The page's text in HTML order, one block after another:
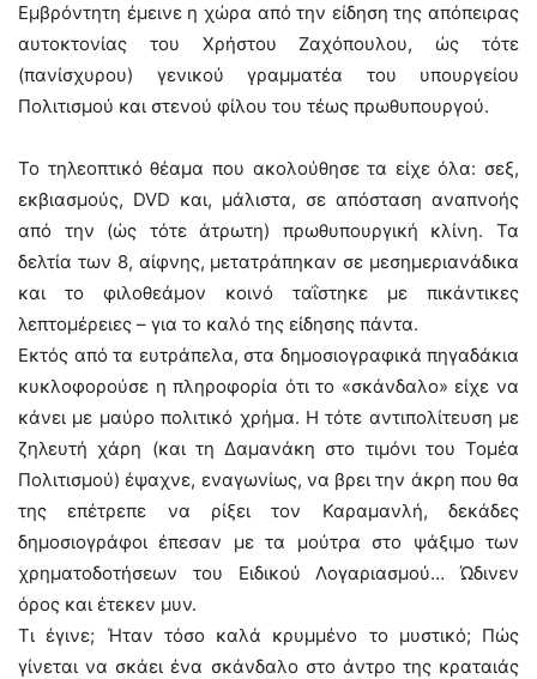
Εμβρόντητη έμεινε η χώρα από την είδηση της απόπειρας
αυτοκτονίας του Χρήστου Ζαχόπουλου, ώς τότε
(πανίσχυρου) γενικού γραμματέα του υπουργείου
Πολιτισμού και στενού φίλου του τέως πρωθυπουργού.
Το τηλεοπτικό θέαμα που ακολούθησε τα είχε όλα: σεξ,
εκβιασμούς, DVD και, μάλιστα, σε απόσταση αναπνοής
από την (ώς τότε άτρωτη) πρωθυπουργική κλίνη. Τα
δελτία των 8, αίφνης, μετατράπηκαν σε μεσημεριανάδικα
και το φιλοθεάμον κοινό ταΐστηκε με πικάντικες
λεπτομέρειες – για το καλό της είδησης πάντα.
Εκτός από τα ευτράπελα, στα δημοσιογραφικά πηγαδάκια
κυκλοφορούσε η πληροφορία ότι το «σκάνδαλο» είχε να
κάνει με μαύρο πολιτικό χρήμα. Η τότε αντιπολίτευση με
ζηλευτή χάρη (και τη Δαμανάκη στο τιμόνι του Τομέα
Πολιτισμού) έψαχνε, εναγωνίως, να βρει την άκρη που θα
της επέτρεπε να ρίξει τον Καραμανλή, δεκάδες
δημοσιογράφοι έπεσαν με τα μούτρα στο ψάξιμο των
χρηματοδοτήσεων του Ειδικού Λογαριασμού… Ώδινεν
όρος και έτεκεν μυν.
Τι έγινε; Ήταν τόσο καλά κρυμμένο το μυστικό; Πώς
γίνεται να σκάει ένα σκάνδαλο στο άντρο της κραταιάς